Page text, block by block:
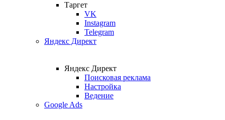
Таргет
VK
Instagram
Telegram
Яндекс Директ
Яндекс Директ
Поисковая реклама
Настройка
Ведение
Google Ads